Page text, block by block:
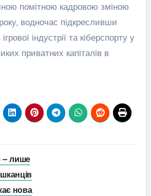
помітною кадровою зміною
водночас підкресливши
індустрії та кіберспорту у
приватних капіталів в
– лише
нова